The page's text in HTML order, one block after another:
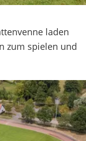
laden
zum spielen und